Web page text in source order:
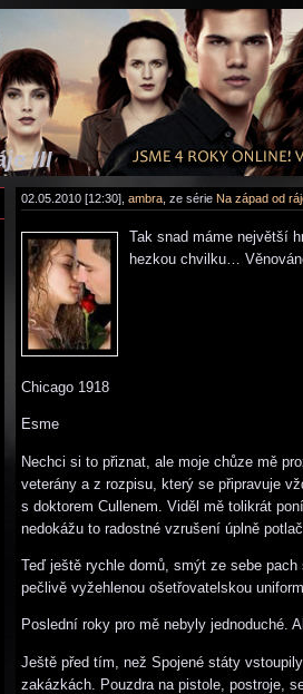
III
02.05.2010 [12:30], ambra , ze série Na západ od
Tak snad máme největší
hezkou chvilku…
Chicago 1918
Esme
Nechci si to přiznat, ale moje chůze mě
veterány a z rozpisu, který se připravuje
s doktorem Cullenem. Viděl mě tolikrát
nedokážu to radostné vzrušení úplně
Teď ještě rychle domů, smýt ze sebe
pečlivě vyžehlenou ošetřovatelskou
Poslední roky pro mě nebyly jednoduché.
Ještě před tím, než Spojené státy
zakázkách. Pouzdra na pistole, postroje,